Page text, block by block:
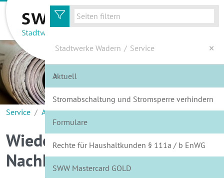
zur Hauptnavigation
Service Aktuell Wiederholungen für die Nachhaltigkeit
Wiederholungen für die
Nachhaltigkeit
Stadtwerke Wadern / Service
Energie
Wasser
Service
Kundenportal
Wir über Uns
Aktuell
Stromabschaltung und Stromsperre verhindern
Formulare
Rechte für Haushaltkunden § 111a / b EnWG
SWW Mastercard GOLD